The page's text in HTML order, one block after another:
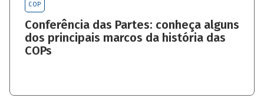
COP
Conferência das Partes: conheça alguns
dos principais marcos da história das
COPs